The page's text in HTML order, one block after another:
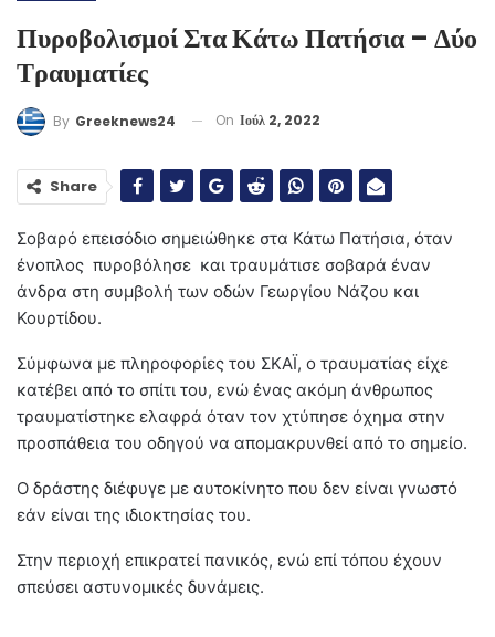
Πυροβολισμοί Στα Κάτω Πατήσια – Δύο
Τραυματίες
By Greeknews24 On Ιούλ 2, 2022
Share
Σοβαρό επεισόδιο σημειώθηκε στα Κάτω Πατήσια, όταν
ένοπλος πυροβόλησε και τραυμάτισε σοβαρά έναν
άνδρα στη συμβολή των οδών Γεωργίου Νάζου και
Κουρτίδου.
Σύμφωνα με πληροφορίες του ΣΚΑΪ, ο τραυματίας είχε
κατέβει από το σπίτι του, ενώ ένας ακόμη άνθρωπος
τραυματίστηκε ελαφρά όταν τον χτύπησε όχημα στην
προσπάθεια του οδηγού να απομακρυνθεί από το σημείο.
Ο δράστης διέφυγε με αυτοκίνητο που δεν είναι γνωστό
εάν είναι της ιδιοκτησίας του.
Στην περιοχή επικρατεί πανικός, ενώ επί τόπου έχουν
σπεύσει αστυνομικές δυνάμεις.